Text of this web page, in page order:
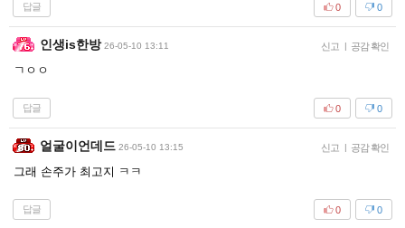
답글 0
0
인생is한방 26-05-10 13:11 신고 | 공감 확인
ㄱㅇㅇ
답글 0
0
얼굴이언데드 26-05-10 13:15 신고 | 공감 확인
그래 손주가 최고지 ㅋㅋ
답글 0
0